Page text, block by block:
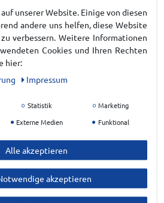
unserer Website. Einige von diesen
andere uns helfen, diese Website
verbessern. Weitere Informationen
Cookies und Ihren Rechten
hier:
Impressum
Statistik
Marketing
Externe Medien Funktional
Alle akzeptieren
akzeptieren